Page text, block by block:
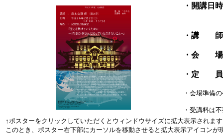
・開講日
・講
・会 場
・定
・会場準備
・受講料は
↑ポスターをクリックしていただくとウィンドウサイズに拡大表示されま
このとき、ポスター右下部にカーソルを移動させると拡大表示アイコンが